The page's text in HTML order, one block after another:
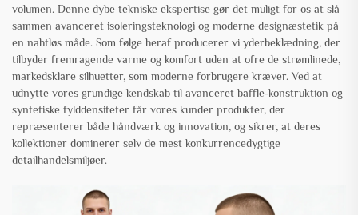
volumen. Denne dybe tekniske ekspertise gør det muligt for os at slå
sammen avanceret isoleringsteknologi og moderne designæstetik på
en nahtløs måde. Som følge heraf producerer vi yderbeklædning, der
tilbyder fremragende varme og komfort uden at ofre de strømlinede,
markedsklare silhuetter, som moderne forbrugere kræver. Ved at
udnytte vores grundige kendskab til avanceret baffle-konstruktion og
syntetiske fylddensiteter får vores kunder produkter, der
repræsenterer både håndværk og innovation, og sikrer, at deres
kollektioner dominerer selv de mest konkurrencedygtige
detailhandelsmiljøer.